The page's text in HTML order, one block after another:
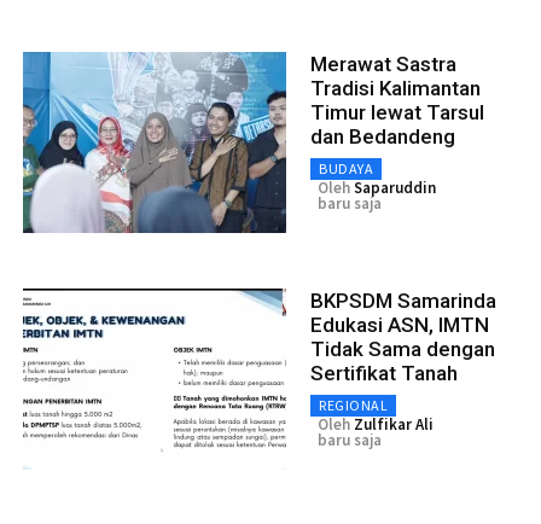
Merawat Sastra
Tradisi Kalimantan
Timur lewat Tarsul
dan Bedandeng
BUDAYA
OlehSaparuddin
baru saja
BKPSDM Samarinda
Edukasi ASN, IMTN
Tidak Sama dengan
Sertifikat Tanah
REGIONAL
Oleh Zulfikar Ali
baru saja